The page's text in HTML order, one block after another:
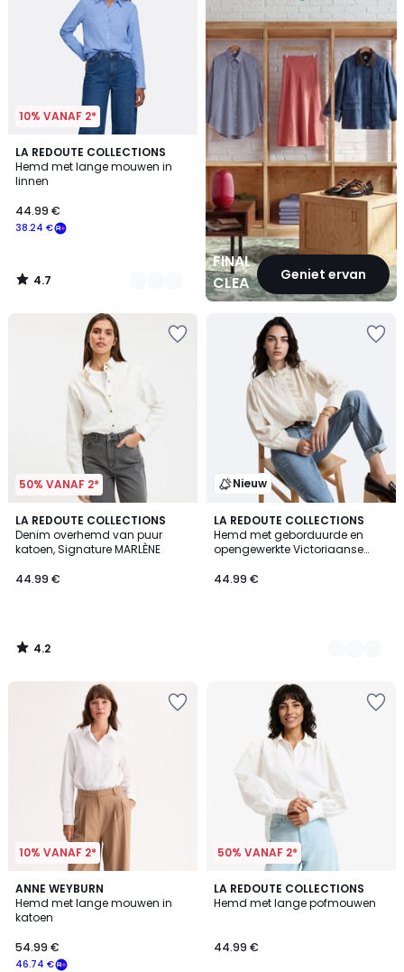
10% VANAF 2*
LA REDOUTE COLLECTIONS
Hemd met lange mouwen in
linnen
38.24 €
44.99 €
4.7
/ 5
2
Kleuren
4.7
/
FINAL
CLEARANCEGeniet ervan
50% VANAF 2*
LA REDOUTE COLLECTIONS
Denim overhemd van puur
katoen, Signature MARLÈNE
44.99 €
4.2
/ 5
4.2
/
Nieuw
LA REDOUTE COLLECTIONS
Hemd met geborduurde en
opengewerkte Victoriaanse
44.99 €
2
Kleuren
10% VANAF 2*
ANNE WEYBURN
Hemd met lange mouwen in
katoen
46.74 €
54.99 €
4.1
/ 5
2
Kleuren
50% VANAF 2*
LA REDOUTE COLLECTIONS
Hemd met lange pofmouwen
44.99 €
2
Kleuren